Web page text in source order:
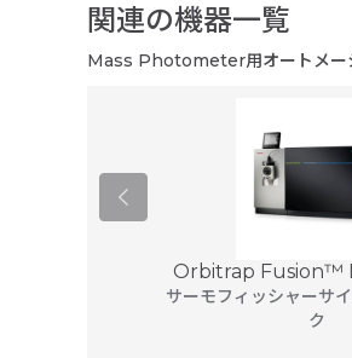
関連の機器一覧
Mass Photometer用オートメ
Orbitrap Fusion™
サーモフィッシャーサ
ク